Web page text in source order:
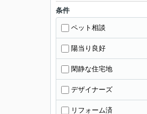
条件
ペット相談
陽当り良好
閑静な住宅地
デザイナーズ
リフォーム済